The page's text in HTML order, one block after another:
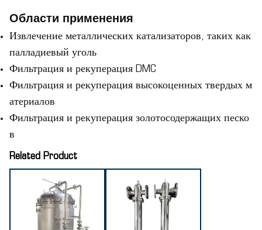
Области применения
Извлечение металлических катализаторов, таких как
палладиевый уголь
Фильтрация и рекуперация DMC
Фильтрация и рекуперация высокоценных твердых м
атериалов
Фильтрация и рекуперация золотосодержащих песко
в
Related Product